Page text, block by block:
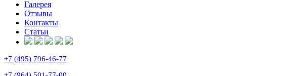
Галерея
Отзывы
Контакты
Статьи
+7 (495) 796-46-77